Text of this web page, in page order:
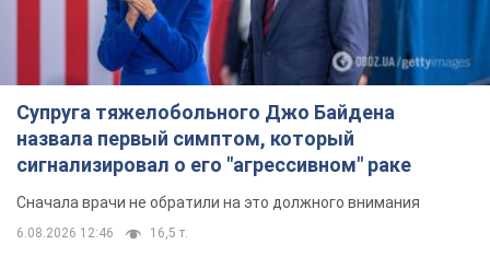
Супруга тяжелобольного Джо Байдена
назвала первый симптом, который
сигнализировал о его "агрессивном" раке
Сначала врачи не обратили на это должного внимания
6.08.2026 12:46 16,5 т.